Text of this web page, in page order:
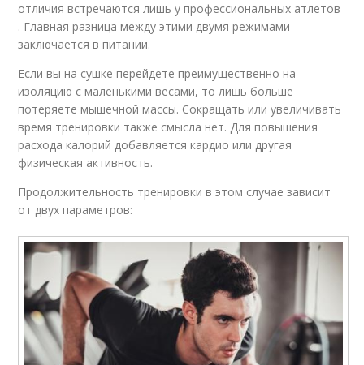
отличия встречаются лишь у профессиональных атлетов
. Главная разница между этими двумя режимами
заключается в питании.
Если вы на сушке перейдете преимущественно на
изоляцию с маленькими весами, то лишь больше
потеряете мышечной массы. Сокращать или увеличивать
время тренировки также смысла нет. Для повышения
расхода калорий добавляется кардио или другая
физическая активность.
Продолжительность тренировки в этом случае зависит
от двух параметров: